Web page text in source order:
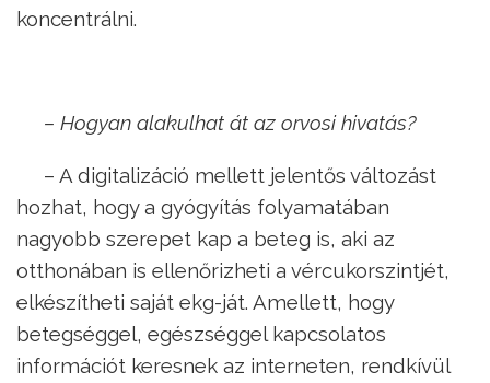
koncentrálni.
– Hogyan alakulhat át az orvosi hivatás?
– A digitalizáció mellett jelentős változást
hozhat, hogy a gyógyítás folyamatában
nagyobb szerepet kap a beteg is, aki az
otthonában is ellenőrizheti a vércukorszintjét,
elkészítheti saját ekg-ját. Amellett, hogy
betegséggel, egészséggel kapcsolatos
információt keresnek az interneten, rendkívül